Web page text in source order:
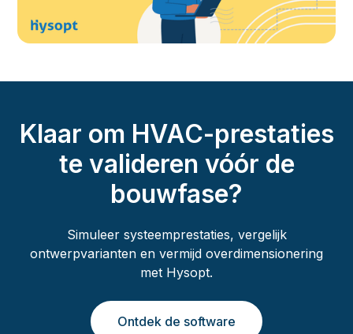
Klaar om HVAC-prestaties
te valideren vóór de
bouwfase?
Simuleer systeemprestaties, vergelijk
ontwerpvarianten en vermijd overdimensionering
met Hysopt.
Ontdek de software